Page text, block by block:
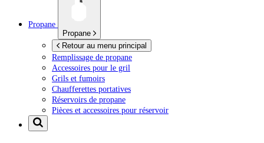
Propane
Propane
Retour au menu principal
Remplissage de propane
Accessoires pour le gril
Grils et fumoirs
Chaufferettes portatives
Réservoirs de propane
Pièces et accessoires pour réservoir